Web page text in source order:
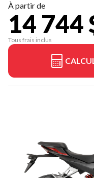
À partir de
14 744
Tous frais inclus